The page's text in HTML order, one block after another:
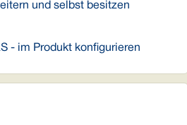
und selbst besitzen
- im Produkt konfigurieren